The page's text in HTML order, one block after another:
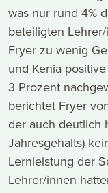
was nur rund 4%
beteiligten
Fryer zu wenig
und Kenia
3 Prozent
berichtet Fryer
der auch deutlich
Jahresgehalts)
Lernleistung der
Lehrer/innen